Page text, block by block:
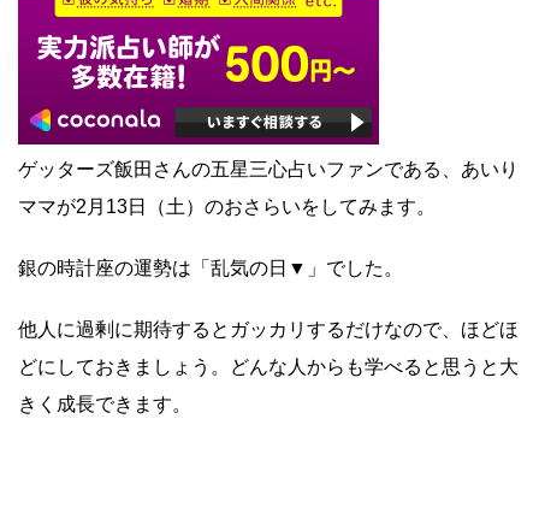
ゲッターズ飯田さんの五星三心占いファンである、あいり
ママが2月13日（土）のおさらいをしてみます。
銀の時計座の運勢は「乱気の日▼」でした。
他人に過剰に期待するとガッカリするだけなので、ほどほ
どにしておきましょう。どんな人からも学べると思うと大
きく成長できます。